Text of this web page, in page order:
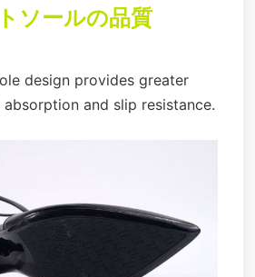
ソールの品質
design provides greater
and slip resistance.